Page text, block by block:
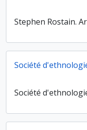
Stephen Rostain.
Société
Société